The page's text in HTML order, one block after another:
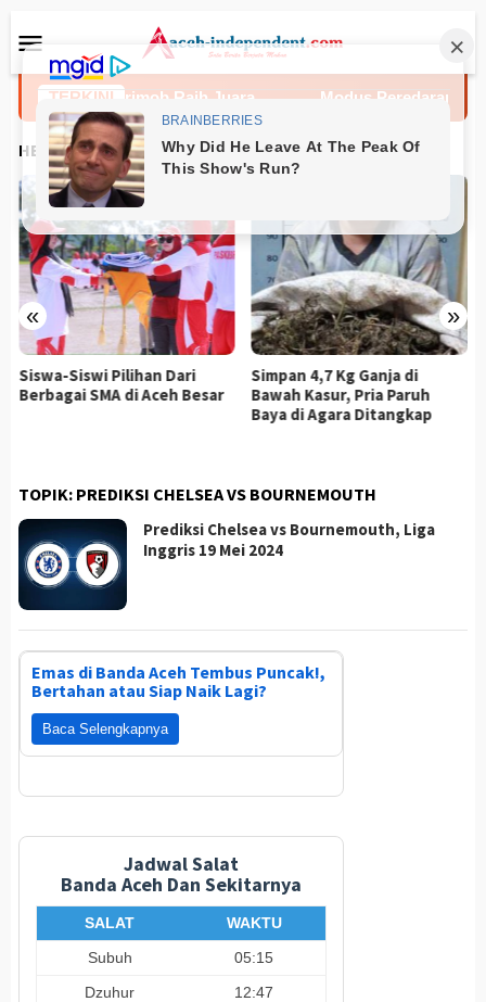
ke
kontenMobile
TERKINI
PBB Satbrimob Raih Juara Modus Peredaran
HEADLINES
« »
Siswa-Siswi Pilihan Dari
Berbagai SMA di Aceh Besar
Simpan 4,7 Kg Ganja di
Bawah Kasur, Pria Paruh
Baya di Agara Ditangkap
TOPIK: PREDIKSI CHELSEA VS BOURNEMOUTH
Prediksi Chelsea vs Bournemouth, Liga
Inggris 19 Mei 2024
Emas di Banda Aceh Tembus Puncak!,
Bertahan atau Siap Naik Lagi?
Baca Selengkapnya
Jadwal Salat
Banda Aceh Dan Sekitarnya
SALAT
WAKTU
Subuh
05:15
Dzuhur
12:47